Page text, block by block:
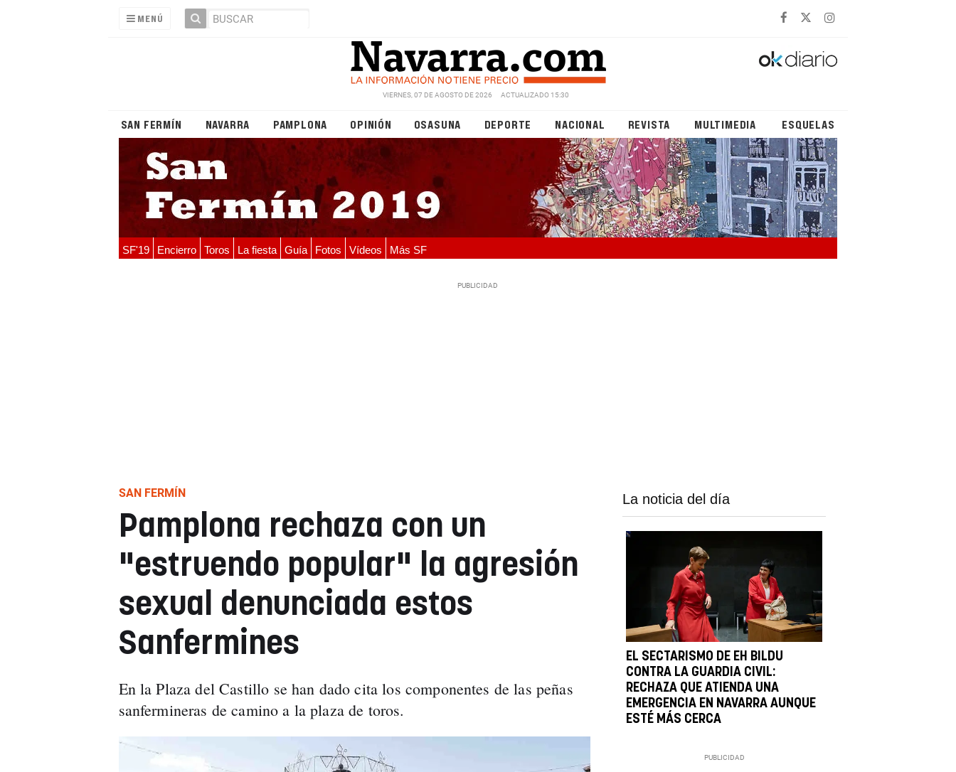
MENÚ
VIERNES, 07 DE AGOSTO DE 2026 ACTUALIZADO 15:30
SAN FERMÍN NAVARRA PAMPLONA OPINIÓN OSASUNA DEPORTE NACIONAL REVISTA MULTIMEDIA ESQUELAS
SF'19 Encierro Toros La fiesta Guía Fotos Vídeos Más SF
SAN FERMÍN
Pamplona rechaza con un
"estruendo popular" la agresión
sexual denunciada estos
Sanfermines
En la Plaza del Castillo se han dado cita los componentes de las peñas
sanfermineras de camino a la plaza de toros.
La noticia del día
EL SECTARISMO DE EH BILDU
CONTRA LA GUARDIA CIVIL:
RECHAZA QUE ATIENDA UNA
EMERGENCIA EN NAVARRA AUNQUE
ESTÉ MÁS CERCA